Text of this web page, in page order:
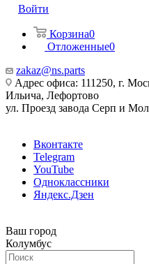
Войти
Корзина0
Отложенные0
zakaz@ns.parts
Адрес офиса: 111250, г.
Ильича, Лефортово
ул. Проезд завода Серп и
Вконтакте
Telegram
YouTube
Одноклассники
Яндекс.Дзен
Ваш город
Колумбус